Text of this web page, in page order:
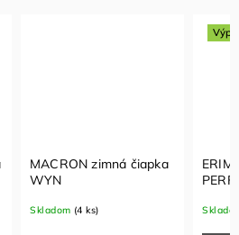
MACRON zimná čiapka
WYN
Skladom (4 ks)